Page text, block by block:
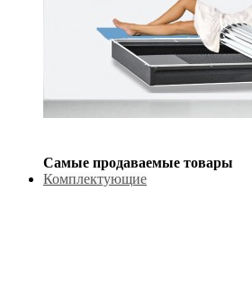
Самые продаваемые товары
Комплектующие